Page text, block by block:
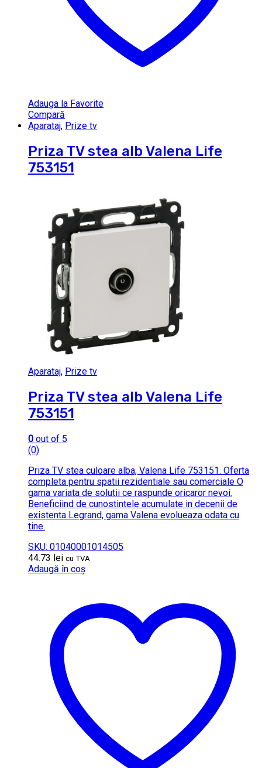
Adauga la Favorite
Compară
Aparataj, Prize tv
Priza TV stea alb Valena Life
753151
Aparataj, Prize tv
Priza TV stea alb Valena Life
753151
0 out of 5
(0)
Priza TV stea culoare alba, Valena Life 753151. Oferta
completa pentru spatii rezidentiale sau comerciale O
gama variata de solutii ce raspunde oricaror nevoi.
Beneficiind de cunostintele acumulate in decenii de
existenta Legrand, gama Valena evolueaza odata cu
tine.
SKU: 01040001014505
44.73 lei cu TVA
Adaugă în coș